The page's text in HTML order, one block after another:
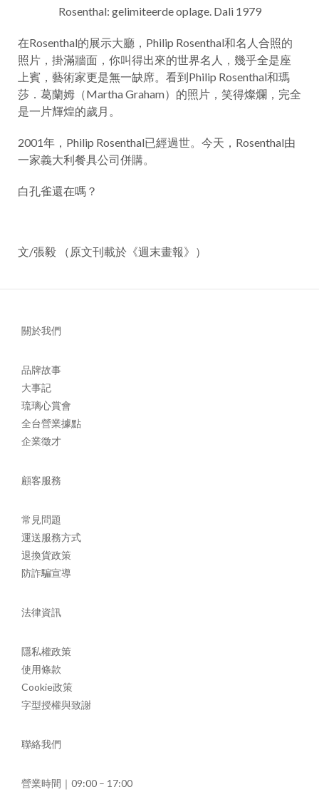
Rosenthal: gelimiteerde oplage. Dali 1979
在Rosenthal的展示大廳，Philip Rosenthal和名人合照的
照片，掛滿牆面，你叫得出來的世界名人，幾乎全是座
上賓，藝術家更是無一缺席。看到Philip Rosenthal和瑪
莎．葛蘭姆（Martha Graham）的照片，笑得燦爛，完全
是一片輝煌的歲月。
2001年，Philip Rosenthal已經過世。今天，Rosenthal由
一家義大利餐具公司併購。
白孔雀還在嗎？
文/張毅 （原文刊載於《週末畫報》）
關於我們
品牌故事
大事記
琉璃心賞會
全台營業據點
企業徵才
顧客服務
常見問題
運送服務方式
退換貨政策
防詐騙宣導
法律資訊
隱私權政策
使用條款
Cookie政策
字型授權與致謝
聯絡我們
營業時間｜09:00 – 17:00